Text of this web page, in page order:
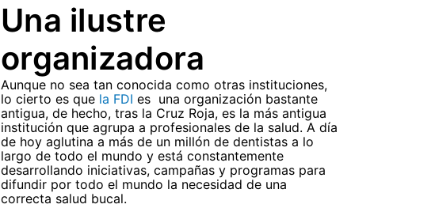
Una ilustre
organizadora
Aunque no sea tan conocida como otras instituciones,
lo cierto es quela FDI es una organización bastante
antigua, de hecho, tras la Cruz Roja, es la más antigua
institución que agrupa a profesionales de la salud. A día
de hoy aglutina a más de un millón de dentistas a lo
largo de todo el mundo y está constantemente
desarrollando iniciativas, campañas y programas para
difundir por todo el mundo la necesidad de una
correcta salud bucal.